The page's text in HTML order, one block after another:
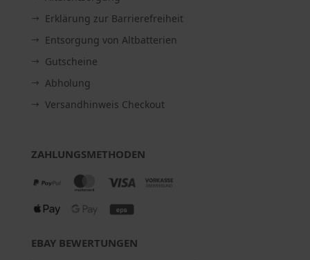
Erklärung zur Barrierefreiheit
Entsorgung von Altbatterien
Gutscheine
Abholung
Versandhinweis Checkout
ZAHLUNGSMETHODEN
EBAY BEWERTUNGEN